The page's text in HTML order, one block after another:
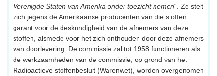
Verenigde Staten van Amerika onder toezicht nemen“. Ze stelt
zich jegens de Amerikaanse producenten van die stoffen
garant voor de deskundigheid van de afnemers van deze
stoffen, alsmede voor het zich onthouden door deze afnemers
van doorlevering. De commissie zal tot 1958 functioneren als
de werkzaamheden van de commissie, op grond van het
Radioactieve stoffenbesluit (Warenwet), worden overgenomen